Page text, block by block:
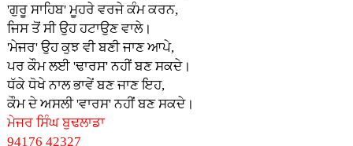
'ਗੁਰੂ ਸਾਹਿਬ' ਮੂਹਰੇ ਵਰਜੇ ਕੰਮ ਕਰਨ,
ਜਿਸ ਤੋਂ ਸੀ ਉਹ ਹਟਾਉਣ ਵਾਲੇ।
'ਮੇਜਰ' ਉਹ ਕੁਝ ਵੀ ਬਣੀ ਜਾਣ ਆਪੇ,
ਪਰ ਕੌਮ ਲਈ 'ਢਾਰਸ' ਨਹੀਂ ਬਣ ਸਕਦੇ।
ਧੱਕੇ ਧੋਖੇ ਨਾਲ ਭਾਵੇਂ ਬਣ ਜਾਣ ਇਹ,
ਕੌਮ ਦੇ ਅਸਲੀ 'ਵਾਰਸ' ਨਹੀਂ ਬਣ ਸਕਦੇ।
ਮੇਜਰ ਸਿੰਘ ਬੁਢਲਾਡਾ
94176 42327